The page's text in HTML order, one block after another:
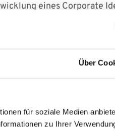
Über
für soziale Medien
zu Ihrer
eines Corporate
an der Personalauswahl